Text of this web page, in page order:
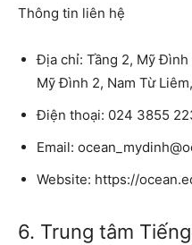
Thông tin liên hệ
Địa chỉ: Tầng 2, Mỹ Đình
Mỹ Đình 2, Nam Từ
Điện thoại: 024 3855
Email:
Website: https://
6. Trung tâm